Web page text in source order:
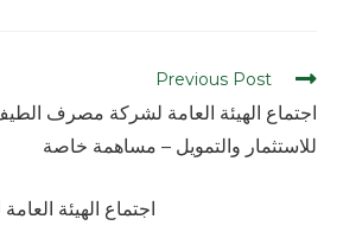
Previous Post
اجتماع الهيئة العامة لشركة مصرف
للاستثمار والتمويل – مساهمة خاصة
اجتماع الهيئة